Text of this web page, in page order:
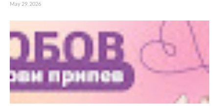
May 29, 2026